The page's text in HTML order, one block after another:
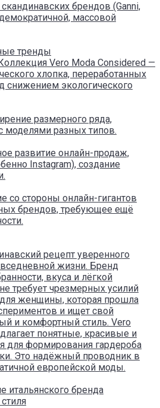
брендов (Ganni,
массовой
тренды
Vero Moda Considered —
хлопка, переработанных
снижением экологического
размерного ряда,
моделями разных типов.
развитие онлайн-продаж,
Instagram), создание
со стороны онлайн-гигантов
брендов, требующее ещё
рецепт уверенного
жизни. Бренд
вкуса и лёгкой
требует чрезмерных усилий
женщины, которая прошла
и ищет свой
и комфортный стиль. Vero
понятные, красивые и
для формирования гардероба
Это надёжный проводник в
европейской моды.
итальянского бренда